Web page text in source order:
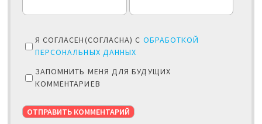
Я СОГЛАСЕН(СОГЛАСНА) С ОБРАБОТКОЙ
ПЕРСОНАЛЬНЫХ ДАННЫХ
ЗАПОМНИТЬ МЕНЯ ДЛЯ БУДУЩИХ
КОММЕНТАРИЕВ